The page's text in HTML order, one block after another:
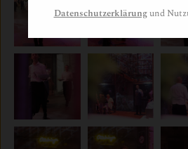
Datenschutzerklärungund